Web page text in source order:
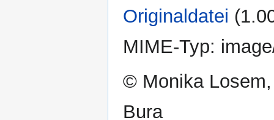
Originaldatei
MIME-Typ:
© Monika
Bura